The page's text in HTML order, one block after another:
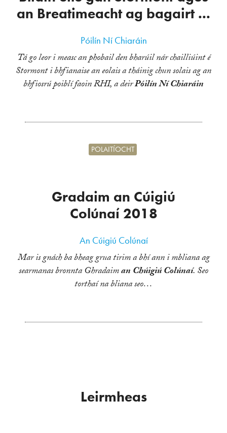
an Breatimeacht ag bagairt ...
Póilín Ní Chiaráin
Tá go leor i measc an phobail den bharúil nár chailliúint é
Stormont i bhfianaise an eolais a tháinig chun solais ag an
bhfiosrú poiblí faoin RHI, a deirPóilín Ní Chiaráin
Gradaim an Cúigiú
Colúnaí 2018
POLAITÍOCHT
An Cúigiú Colúnaí
Mar is gnách ba bheag grua tirim a bhí ann i mbliana ag
searmanas bronnta Ghradaiman Chúigiú Colúnaí. Seo
torthaí na bliana seo…
Leirmheas